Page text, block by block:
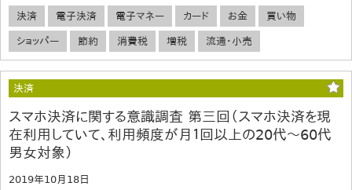
決済 電子決済 電子マネー カード お金 買い物
ショッパー 節約 消費税 増税 流通・小売
決済
スマホ決済に関する意識調査 第三回（スマホ決済を現
在利用していて、利用頻度が月１回以上の20代～60代
男女対象）
2019年10月18日